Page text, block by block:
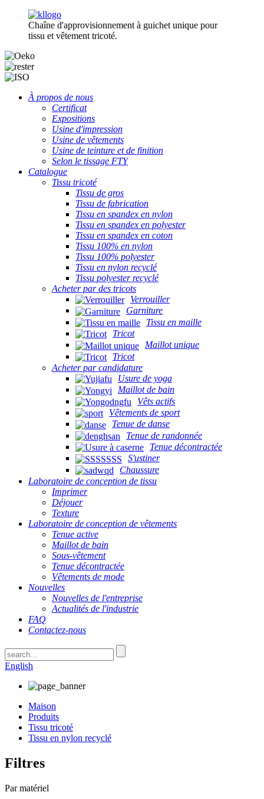
Chaîne d'approvisionnement à guichet unique pour
tissu et vêtement tricoté.
À propos de nous
Certificat
Expositions
Usine d'impression
Usine de vêtements
Usine de teinture et de finition
Selon le tissage FTY
Catalogue
Tissu tricoté
Tissu de gros
Tissu de fabrication
Tissu en spandex en nylon
Tissu en spandex en polyester
Tissu en spandex en coton
Tissu 100% en nylon
Tissu 100% polyester
Tissu en nylon recyclé
Tissu polyester recyclé
Acheter par des tricots
Verrouiller
Garniture
Tissu en maille
Tricot
Maillot unique
Tricot
Acheter par candidature
Usure de yoga
Maillot de bain
Vêts actifs
Vêtements de sport
Tenue de danse
Tenue de randonnée
Tenue décontractée
S'ustiner
Chaussure
Laboratoire de conception de tissu
Imprimer
Déjouer
Texture
Laboratoire de conception de vêtements
Tenue active
Maillot de bain
Sous-vêtement
Tenue décontractée
Vêtements de mode
Nouvelles
Nouvelles de l'entreprise
Actualités de l'industrie
FAQ
Contactez-nous
English
Maison
Produits
Tissu tricoté
Tissu en nylon recyclé
Filtres
Par matériel